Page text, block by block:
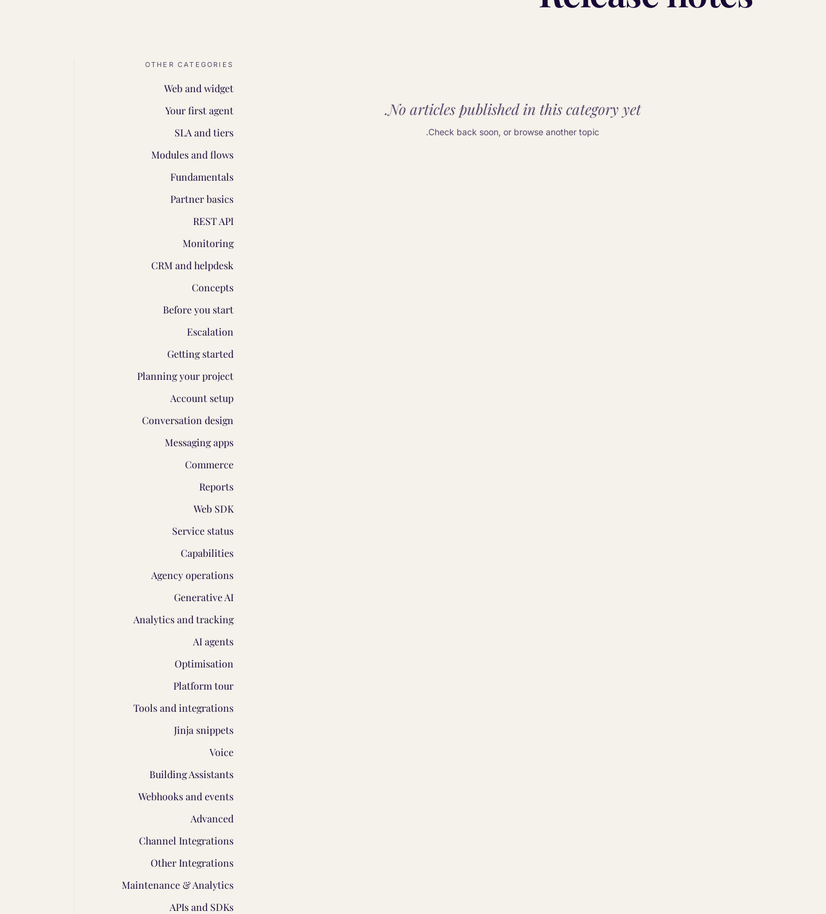
No articles published in this category yet.
Check back soon, or browse another topic.
OTHER CATEGORIES
Web and widget
Your first agent
SLA and tiers
Modules and flows
Fundamentals
Partner basics
REST API
Monitoring
CRM and helpdesk
Concepts
Before you start
Escalation
Getting started
Planning your project
Account setup
Conversation design
Messaging apps
Commerce
Reports
Web SDK
Service status
Capabilities
Agency operations
Generative AI
Analytics and tracking
AI agents
Optimisation
Platform tour
Tools and integrations
Jinja snippets
Voice
Building Assistants
Webhooks and events
Advanced
Channel Integrations
Other Integrations
Maintenance & Analytics
APIs and SDKs